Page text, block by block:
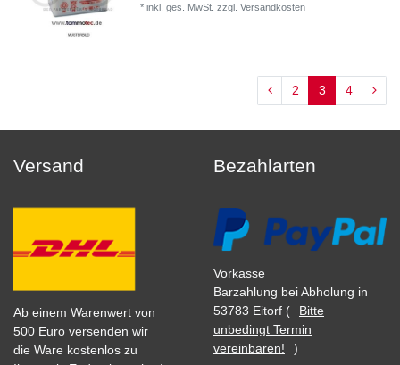
*inkl. ges. MwSt. zzgl.Versandkosten
2 3 4
Versand
Ab einem Warenwert von
500 Euro versenden wir
die Ware kostenlos zu
Bezahlarten
Vorkasse
Barzahlung bei Abholung in
53783 Eitorf (
Bitte
unbedingt Termin
vereinbaren!
)